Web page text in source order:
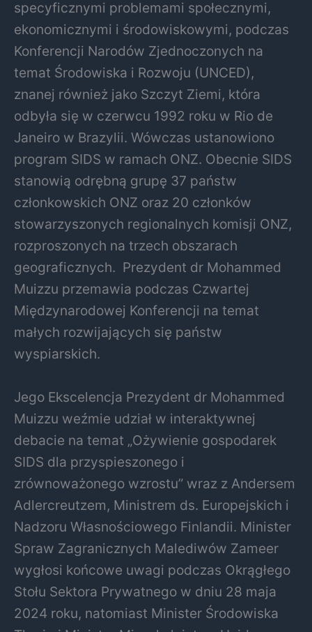
specyficznymi problemami społecznymi,
ekonomicznymi i środowiskowymi, podczas
Konferencji Narodów Zjednoczonych na
temat Środowiska i Rozwoju (UNCED),
znanej również jako Szczyt Ziemi, która
odbyła się w czerwcu 1992 roku w Rio de
Janeiro w Brazylii. Wówczas ustanowiono
program SIDS w ramach ONZ. Obecnie SIDS
stanowią odrębną grupę 37 państw
członkowskich ONZ oraz 20 członków
stowarzyszonych regionalnych komisji ONZ,
rozproszonych na trzech obszarach
geograficznych. Prezydent dr Mohammed
Muizzu przemawia podczas Czwartej
Międzynarodowej Konferencji na temat
małych rozwijających się państw
wyspiarskich.
Jego Ekscelencja Prezydent dr Mohammed
Muizzu weźmie udział w interaktywnej
debacie na temat „Ożywienie gospodarek
SIDS dla przyspieszonego i
zrównoważonego wzrostu” wraz z Andersem
Adlercreutzem, Ministrem ds. Europejskich i
Nadzoru Własnościowego Finlandii. Minister
Spraw Zagranicznych Malediwów Zameer
wygłosi końcowe uwagi podczas Okrągłego
Stołu Sektora Prywatnego w dniu 28 maja
2024 roku, natomiast Minister Środowiska